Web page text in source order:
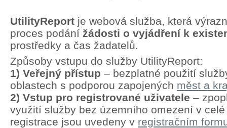
UtilityReport je webová služba, která
proces podání žádosti o vyjádření k
prostředky a čas žadatelů.
Způsoby vstupu do služby UtilityReport:
1) Veřejný přístup – bezplatné použití
oblastech s podporou zapojených měst a
2) Vstup pro registrované uživatele –
využití služby bez územního omezení v
registrace jsou uvedeny v registračním